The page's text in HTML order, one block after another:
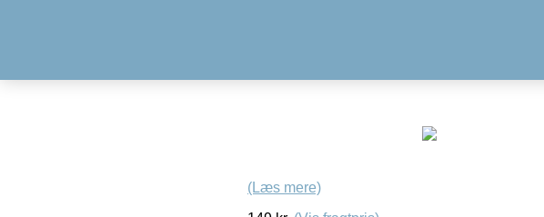
(Læs mere)